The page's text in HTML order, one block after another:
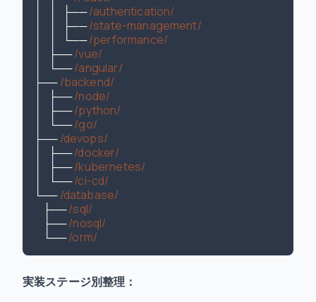
│   │   ├── /authentication/
│   │   ├── /state-management/
│   │   └── /performance/
│   ├── /vue/
│   └── /angular/
├── /backend/
│   ├── /node/
│   ├── /python/
│   └── /go/
├── /devops/
│   ├── /docker/
│   ├── /kubernetes/
│   └── /ci-cd/
└── /database/
    ├──
/sql/
    ├──
/nosql/
    └──
/orm/
実装ステージ別整理：